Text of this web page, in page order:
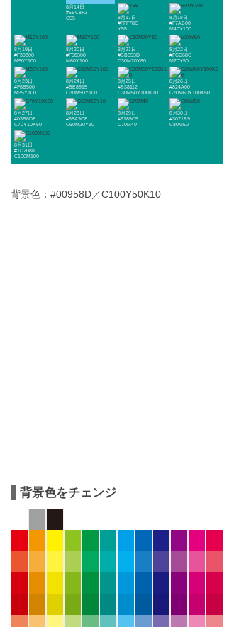
8月14日
#6BC8F2
C55
8月17日
#FFF78C
Y55
8月18日
#F7AB00
M40Y100
8月19日
#F39800
M50Y100
8月20日
#F08300
M60Y100
8月21日
#BB653D
C30M70Y80
8月22日
#FCD68C
M20Y50
8月23日
#F8B500
M35Y100
8月24日
#BE8915
C30M50Y100
8月25日
#B38112
C30M50Y100K10
8月26日
#824A00
C20M60Y100K50
8月27日
#03B8DF
C70Y10K50
8月28日
#68A9CF
C60M20Y10
8月29日
#5185C5
C70M40
8月30日
#3071B9
C80M50
8月31日
#1D2088
C100M100
背景色：#00958D／C100Y50K10
背景色をチェンジ